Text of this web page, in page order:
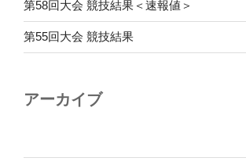
第58回大会 競技結果＜速報値＞
第55回大会 競技結果
アーカイブ